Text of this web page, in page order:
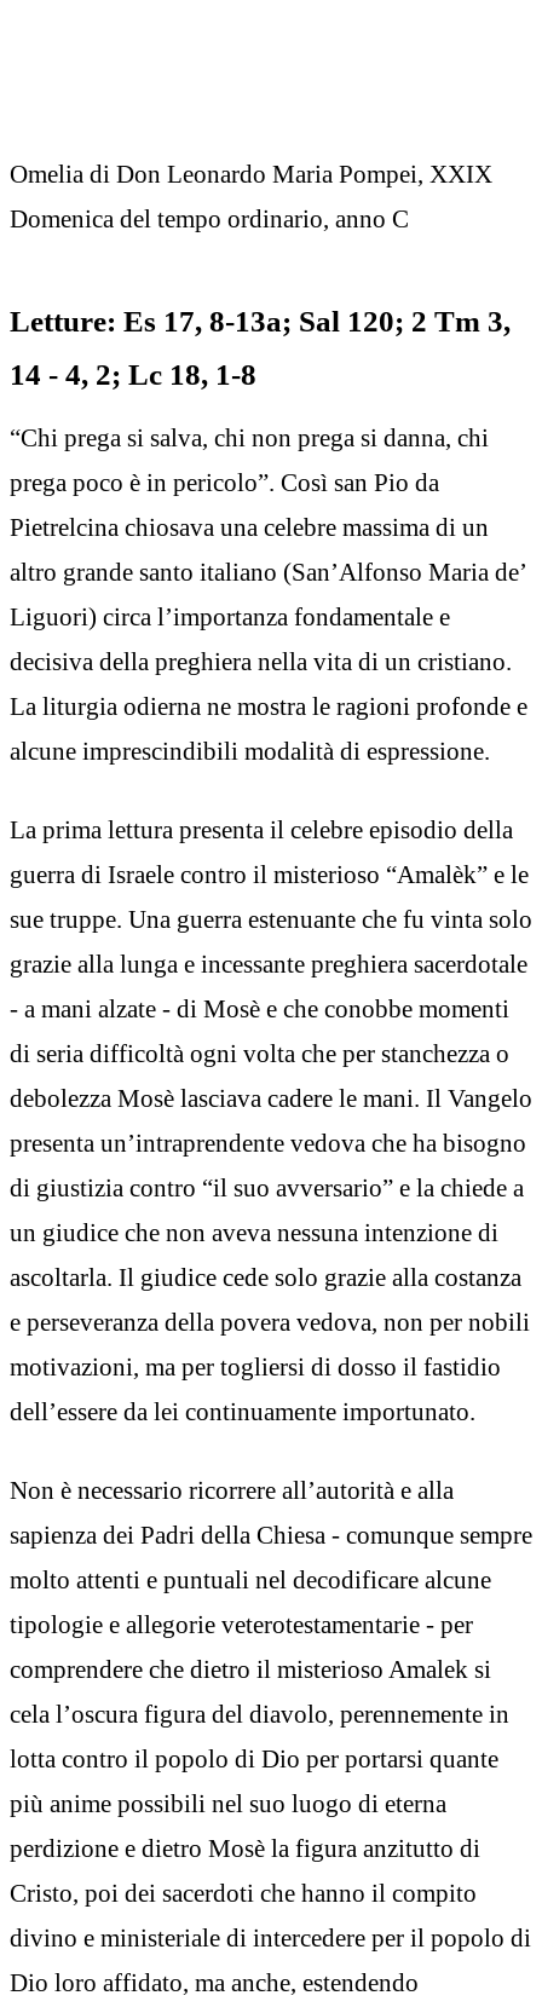
Omelia di Don Leonardo Maria Pompei, XXIX
Domenica del tempo ordinario, anno C
Letture: Es 17, 8-13a; Sal 120; 2 Tm 3,
14 - 4, 2; Lc 18, 1-8
“Chi prega si salva, chi non prega si danna, chi
prega poco è in pericolo”. Così san Pio da
Pietrelcina chiosava una celebre massima di un
altro grande santo italiano (San’Alfonso Maria de’
Liguori) circa l’importanza fondamentale e
decisiva della preghiera nella vita di un cristiano.
La liturgia odierna ne mostra le ragioni profonde e
alcune imprescindibili modalità di espressione.
La prima lettura presenta il celebre episodio della
guerra di Israele contro il misterioso “Amalèk” e le
sue truppe. Una guerra estenuante che fu vinta solo
grazie alla lunga e incessante preghiera sacerdotale
- a mani alzate - di Mosè e che conobbe momenti
di seria difficoltà ogni volta che per stanchezza o
debolezza Mosè lasciava cadere le mani. Il Vangelo
presenta un’intraprendente vedova che ha bisogno
di giustizia contro “il suo avversario” e la chiede a
un giudice che non aveva nessuna intenzione di
ascoltarla. Il giudice cede solo grazie alla costanza
e perseveranza della povera vedova, non per nobili
motivazioni, ma per togliersi di dosso il fastidio
dell’essere da lei continuamente importunato.
Non è necessario ricorrere all’autorità e alla
sapienza dei Padri della Chiesa - comunque sempre
molto attenti e puntuali nel decodificare alcune
tipologie e allegorie veterotestamentarie - per
comprendere che dietro il misterioso Amalek si
cela l’oscura figura del diavolo, perennemente in
lotta contro il popolo di Dio per portarsi quante
più anime possibili nel suo luogo di eterna
perdizione e dietro Mosè la figura anzitutto di
Cristo, poi dei sacerdoti che hanno il compito
divino e ministeriale di intercedere per il popolo di
Dio loro affidato, ma anche, estendendo